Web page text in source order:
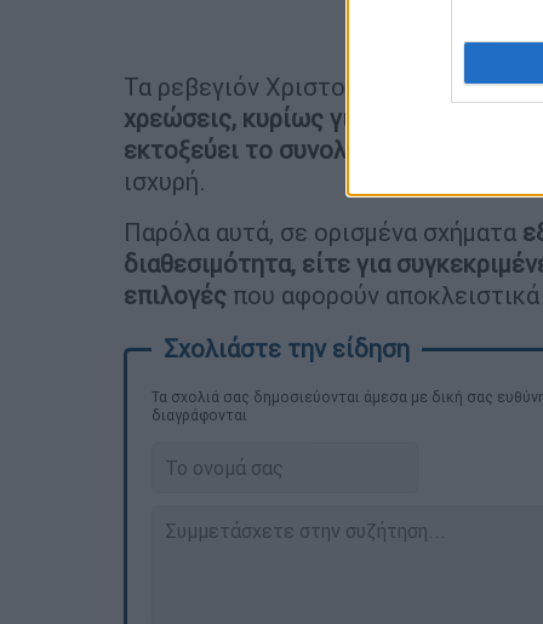
Τα ρεβεγιόν Χριστουγέννων και
χρεώσεις, κυρίως για τα πρώτα
εκτοξεύει το συνολικό κόστος
.
ισχυρή.
Παρόλα αυτά, σε ορισμένα σχήματα
διαθεσιμότητα, είτε για
επιλογές που αφορούν
Τα σχολιά σας δημοσιεύονται άμεσα με δική σας
διαγράφονται